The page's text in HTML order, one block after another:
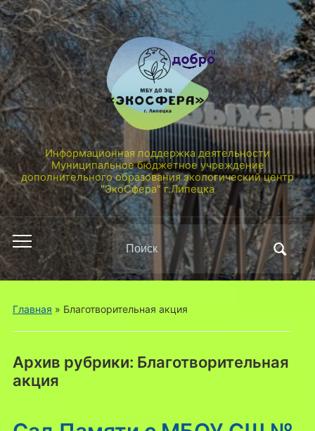
Информационная поддержка деятельности
Муниципальное бюджетное учреждение
дополнительного образования экологический центр
"ЭкоСфера" г.Липецка
Переключить
мобильное
меню
Поиск
по:
Главная » Благотворительная акция
Архив рубрики: Благотворительная
акция